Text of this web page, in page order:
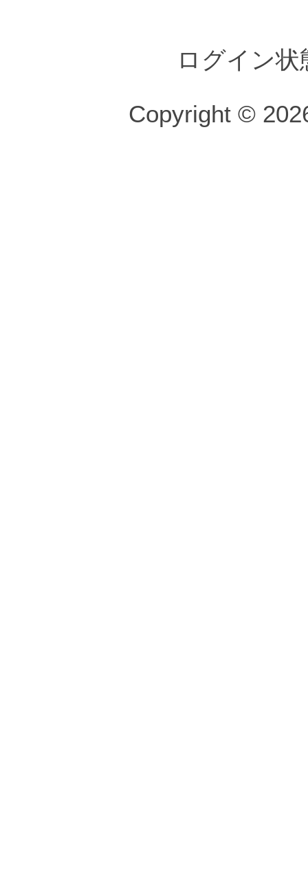
ログイン
Copyright ©